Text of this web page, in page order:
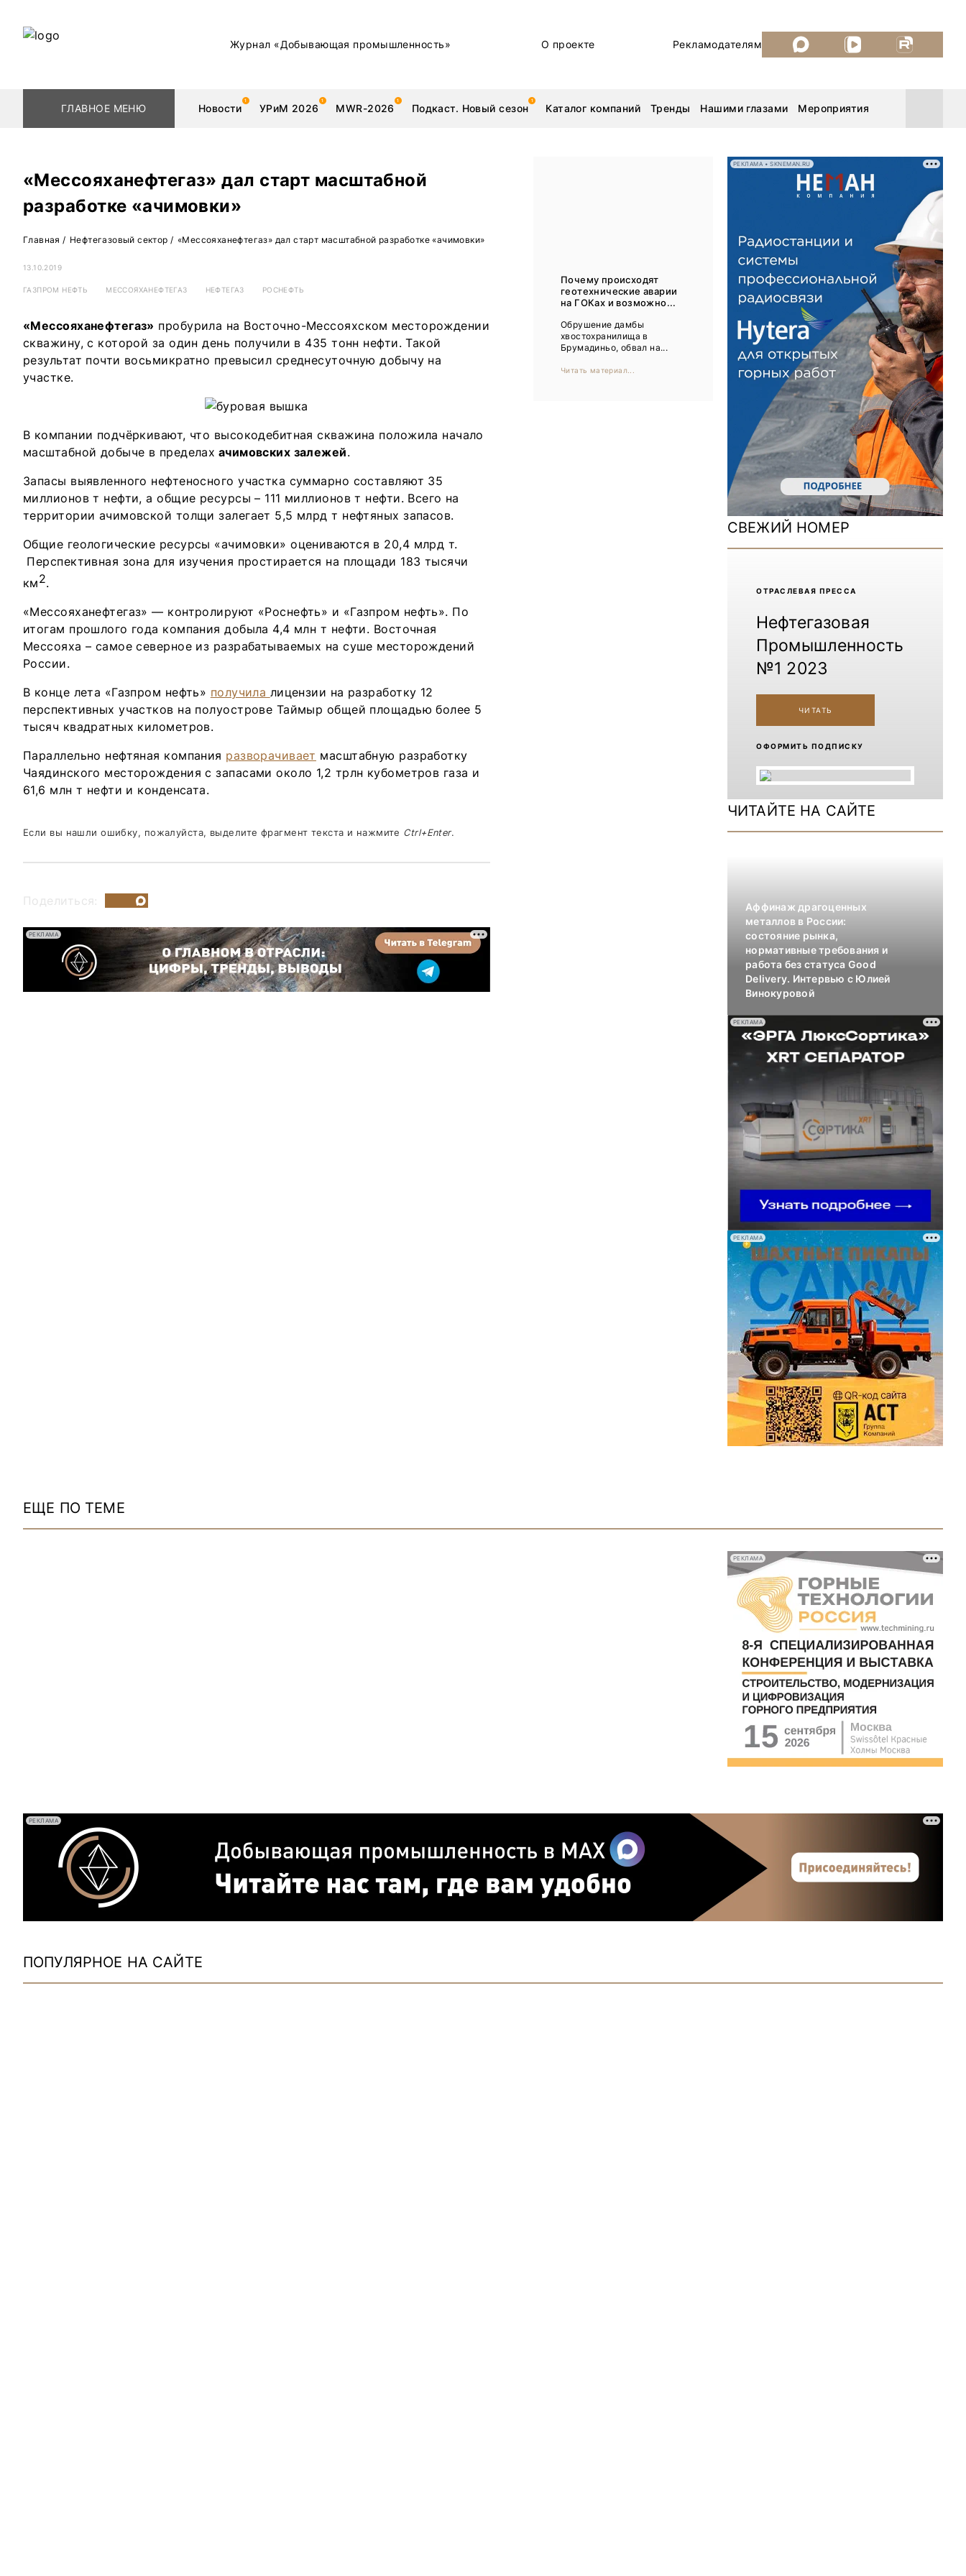
Журнал «Добывающая промышленность» О проекте Рекламодателям
ГЛАВНОЕ МЕНЮ Новости УРиМ 2026 MWR-2026 Подкаст. Новый сезон Каталог компаний Тренды Нашими глазами Мероприятия
Геологоразведка
Обогащение
Редкоземельные металлы
Золото Техника и технологии
Тренды
Интервью
Каталог компаний
MiningWorld Russia 2026
ДП Подкаст. Новый сезон
Рудник 2025
MiningWorld Russia 2025
Уголь России и Майнинг 2025
Рудник 2024 | Обзор выставки
В помощь шахтёру 2024
Уголь России и Майнинг 2024
Mining World Russia 2024
«Мессояханефтегаз» дал старт масштабной
разработке «ачимовки»
Главная / Нефтегазовый сектор/ «Мессояханефтегаз» дал старт масштабной разработке «ачимовки»
13.10.2019
ГАЗПРОМ НЕФТЬ МЕССОЯХАНЕФТЕГАЗ НЕФТЕГАЗ РОСНЕФТЬ
«Мессояханефтегаз» пробурила на Восточно-Мессояхском месторождении
скважину, с которой за один день получили в 435 тонн нефти. Такой
результат почти восьмикратно превысил среднесуточную добычу на
участке.
В компании подчёркивают, что высокодебитная скважина положила начало
масштабной добыче в пределах ачимовских залежей.
Запасы выявленного нефтеносного участка суммарно составляют 35
миллионов т нефти, а общие ресурсы – 111 миллионов т нефти. Всего на
территории ачимовской толщи залегает 5,5 млрд т нефтяных запасов.
Общие геологические ресурсы «ачимовки» оцениваются в 20,4 млрд т.
Перспективная зона для изучения простирается на площади 183 тысячи
км2.
«Мессояханефтегаз» — контролируют «Роснефть» и «Газпром нефть». По
итогам прошлого года компания добыла 4,4 млн т нефти. Восточная
Мессояха – самое северное из разрабатываемых на суше месторождений
России.
В конце лета «Газпром нефть» получила лицензии на разработку 12
перспективных участков на полуострове Таймыр общей площадью более 5
тысяч квадратных километров.
Параллельно нефтяная компания разворачивает масштабную разработку
Чаядинского месторождения с запасами около 1,2 трлн кубометров газа и
61,6 млн т нефти и конденсата.
Если вы нашли ошибку, пожалуйста, выделите фрагмент текста и нажмите Ctrl+Enter.
Поделиться:
РЕКЛАМА
Почему происходят
геотехнические аварии
на ГОКах и возможно...
Обрушение дамбы
хвостохранилища в
Брумадиньо, обвал на...
Читать материал...
РЕКЛАМА • SKNEMAN.RU
СВЕЖИЙ НОМЕР
ОТРАCЛЕВАЯ ПРЕССА
Нефтегазовая
Промышленность
№1 2023
ЧИТАТЬ
ОФОРМИТЬ ПОДПИСКУ
ЧИТАЙТЕ НА САЙТЕ
Аффинаж драгоценных
металлов в России:
состояние рынка,
нормативные требования и
работа без статуса Good
Delivery. Интервью с Юлией
Винокуровой
РЕКЛАМА
РЕКЛАМА
ЕЩЕ ПО ТЕМЕ
РЕКЛАМА
РЕКЛАМА
ПОПУЛЯРНОЕ НА САЙТЕ